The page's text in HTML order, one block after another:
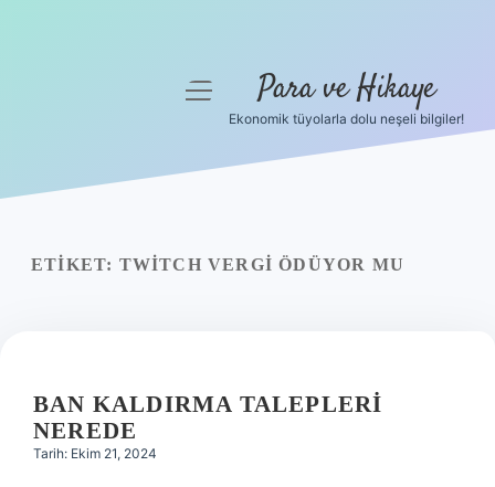
Yasal Uyarı
menüyü
Para ve Hikaye
Ekonomik tüyolarla dolu neşeli bilgiler!
ETIKET: TWITCH VERGI ÖDÜYOR MU
BAN KALDIRMA TALEPLERI
NEREDE
Tarih: Ekim 21, 2024